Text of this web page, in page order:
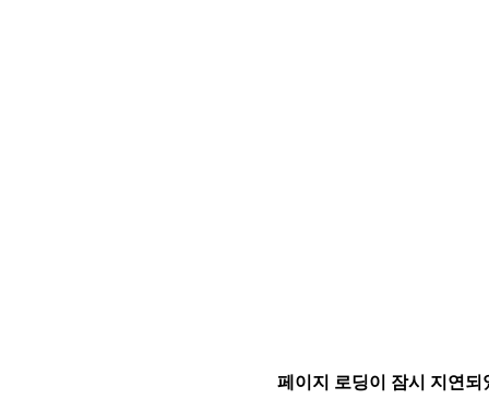
페이지 로딩이 잠시 지연